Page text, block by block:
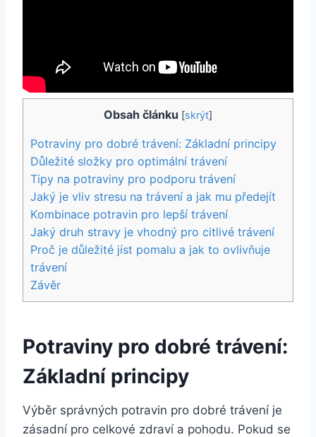
Obsah článku [skrýt]
Potraviny pro dobré trávení: Základní principy
Důležité složky pro optimální⁢ trávení
Tipy na potraviny ‍pro podporu trávení
Jaký je vliv stresu na trávení a ​jak mu předejít
Kombinace potravin pro ‍lepší trávení
Jaký druh stravy je vhodný pro citlivé trávení
Proč ⁣je důležité​ jíst pomalu⁤ a jak to ovlivňuje
trávení
Závěr
Potraviny pro dobré trávení:
Základní principy
Výběr ⁢správných potravin pro‌ dobré trávení je
zásadní pro celkové zdraví a pohodu. Pokud se